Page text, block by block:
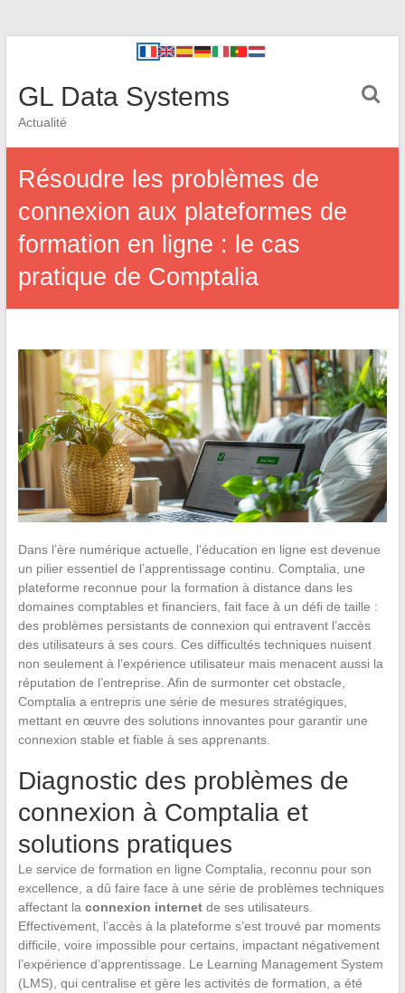
GL Data Systems
Actualité
Résoudre les problèmes de
connexion aux plateformes de
formation en ligne : le cas
pratique de Comptalia
Dans l’ère numérique actuelle, l’éducation en ligne est devenue
un pilier essentiel de l’apprentissage continu. Comptalia, une
plateforme reconnue pour la formation à distance dans les
domaines comptables et financiers, fait face à un défi de taille :
des problèmes persistants de connexion qui entravent l’accès
des utilisateurs à ses cours. Ces difficultés techniques nuisent
non seulement à l’expérience utilisateur mais menacent aussi la
réputation de l’entreprise. Afin de surmonter cet obstacle,
Comptalia a entrepris une série de mesures stratégiques,
mettant en œuvre des solutions innovantes pour garantir une
connexion stable et fiable à ses apprenants.
Diagnostic des problèmes de
connexion à Comptalia et
solutions pratiques
Le service de formation en ligne Comptalia, reconnu pour son
excellence, a dû faire face à une série de problèmes techniques
affectant la connexion internetde ses utilisateurs.
Effectivement, l’accès à la plateforme s’est trouvé par moments
difficile, voire impossible pour certains, impactant négativement
l’expérience d’apprentissage. Le Learning Management System
(LMS), qui centralise et gère les activités de formation, a été